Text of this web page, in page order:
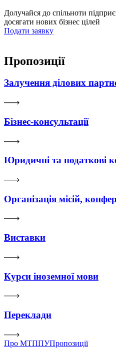
Долучайся до спільноти
досягати нових бізнес цілей
Подати заявку
Пропозиції
Залучення ділових
Бізнес-консультації
Юридичні та податкові
Організація місій,
Виставки
Курси іноземної мови
Переклади
Про МТППУПропозиції